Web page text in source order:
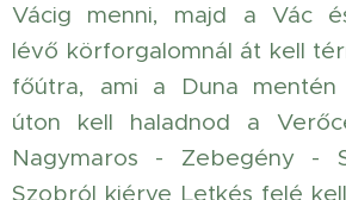
Vácig menni, majd a Vác
lévő körforgalomnál át kell
főútra, ami a Duna mentén
úton kell haladnod a
Nagymaros - Zebegény -
Szobról kiérve Letkés felé